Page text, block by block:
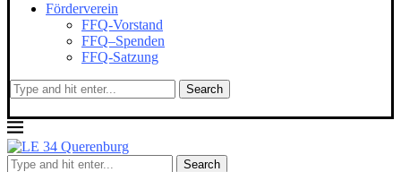
Förderverein
FFQ-Vorstand
FFQ–Spenden
FFQ-Satzung
Search
Search